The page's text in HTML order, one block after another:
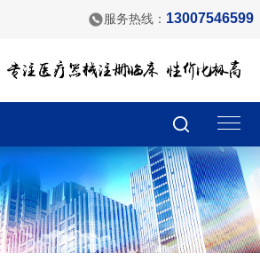
服务热线： 13007546599